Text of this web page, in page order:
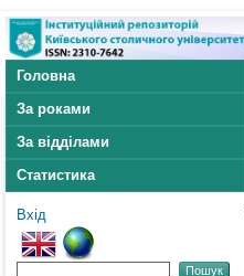
Головна
За роками
За відділами
Статистика
Вхід